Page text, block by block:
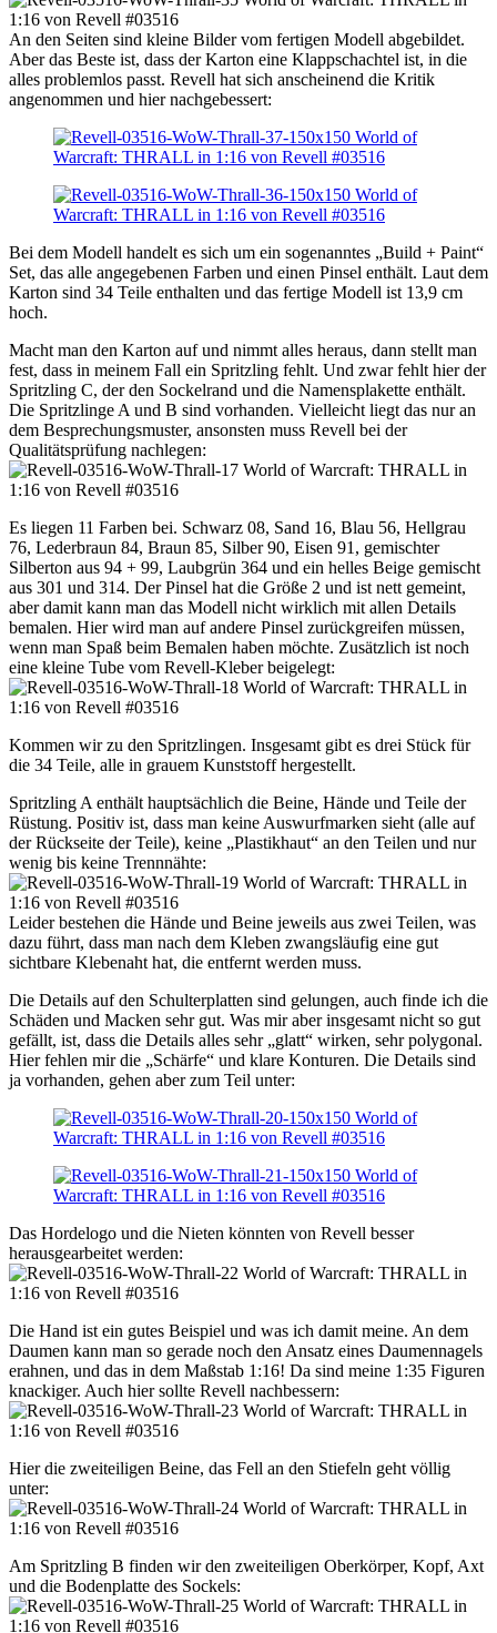
An den Seiten sind kleine Bilder vom fertigen Modell abgebildet.
Aber das Beste ist, dass der Karton eine Klappschachtel ist, in die
alles problemlos passt. Revell hat sich anscheinend die Kritik
angenommen und hier nachgebessert:
Bei dem Modell handelt es sich um ein sogenanntes „Build + Paint“
Set, das alle angegebenen Farben und einen Pinsel enthält. Laut dem
Karton sind 34 Teile enthalten und das fertige Modell ist 13,9 cm
hoch.
Macht man den Karton auf und nimmt alles heraus, dann stellt man
fest, dass in meinem Fall ein Spritzling fehlt. Und zwar fehlt hier der
Spritzling C, der den Sockelrand und die Namensplakette enthält.
Die Spritzlinge A und B sind vorhanden. Vielleicht liegt das nur an
dem Besprechungsmuster, ansonsten muss Revell bei der
Qualitätsprüfung nachlegen:
Es liegen 11 Farben bei. Schwarz 08, Sand 16, Blau 56, Hellgrau
76, Lederbraun 84, Braun 85, Silber 90, Eisen 91, gemischter
Silberton aus 94 + 99, Laubgrün 364 und ein helles Beige gemischt
aus 301 und 314. Der Pinsel hat die Größe 2 und ist nett gemeint,
aber damit kann man das Modell nicht wirklich mit allen Details
bemalen. Hier wird man auf andere Pinsel zurückgreifen müssen,
wenn man Spaß beim Bemalen haben möchte. Zusätzlich ist noch
eine kleine Tube vom Revell-Kleber beigelegt:
Kommen wir zu den Spritzlingen. Insgesamt gibt es drei Stück für
die 34 Teile, alle in grauem Kunststoff hergestellt.
Spritzling A enthält hauptsächlich die Beine, Hände und Teile der
Rüstung. Positiv ist, dass man keine Auswurfmarken sieht (alle auf
der Rückseite der Teile), keine „Plastikhaut“ an den Teilen und nur
wenig bis keine Trennnähte:
Leider bestehen die Hände und Beine jeweils aus zwei Teilen, was
dazu führt, dass man nach dem Kleben zwangsläufig eine gut
sichtbare Klebenaht hat, die entfernt werden muss.
Die Details auf den Schulterplatten sind gelungen, auch finde ich die
Schäden und Macken sehr gut. Was mir aber insgesamt nicht so gut
gefällt, ist, dass die Details alles sehr „glatt“ wirken, sehr polygonal.
Hier fehlen mir die „Schärfe“ und klare Konturen. Die Details sind
ja vorhanden, gehen aber zum Teil unter:
Das Hordelogo und die Nieten könnten von Revell besser
herausgearbeitet werden:
Die Hand ist ein gutes Beispiel und was ich damit meine. An dem
Daumen kann man so gerade noch den Ansatz eines Daumennagels
erahnen, und das in dem Maßstab 1:16! Da sind meine 1:35 Figuren
knackiger. Auch hier sollte Revell nachbessern:
Hier die zweiteiligen Beine, das Fell an den Stiefeln geht völlig
unter:
Am Spritzling B finden wir den zweiteiligen Oberkörper, Kopf, Axt
und die Bodenplatte des Sockels: